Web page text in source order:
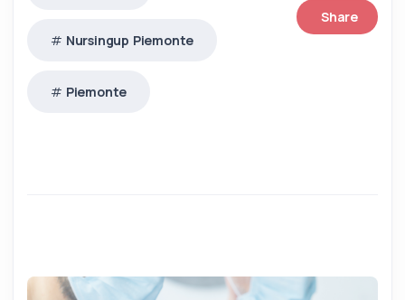
Nursingup Piemonte
Piemonte
Share